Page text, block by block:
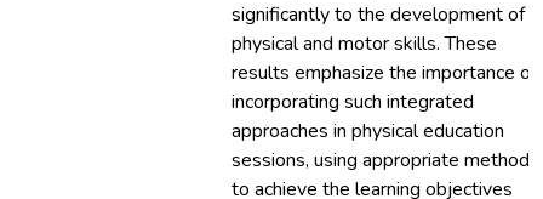
significantly to the development of
physical and motor skills. These
results emphasize the importance of
incorporating such integrated
approaches in physical education
sessions, using appropriate methods
to achieve the learning objectives